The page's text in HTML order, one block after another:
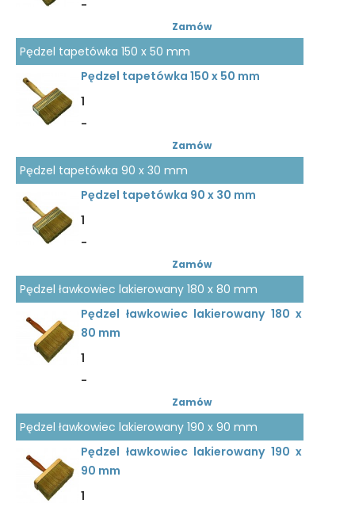
-
Zamów
Pędzel tapetówka 150 x 50 mm
Pędzel tapetówka 150 x 50 mm
1
-
Zamów
Pędzel tapetówka 90 x 30 mm
Pędzel tapetówka 90 x 30 mm
1
-
Zamów
Pędzel ławkowiec lakierowany 180 x 80 mm
Pędzel ławkowiec lakierowany 180 x
80 mm
1
-
Zamów
Pędzel ławkowiec lakierowany 190 x 90 mm
Pędzel ławkowiec lakierowany 190 x
90 mm
1